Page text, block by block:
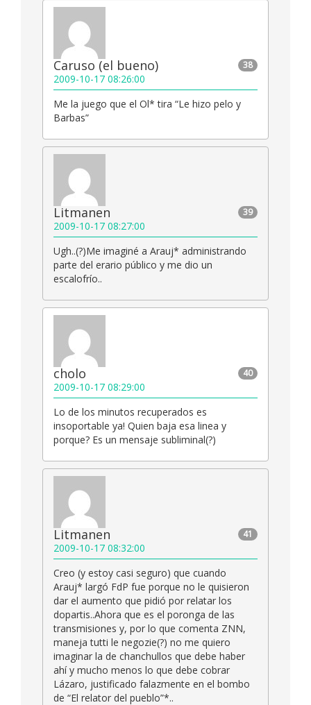
38
Caruso (el bueno)
2009-10-17 08:26:00
Me la juego que el Ol* tira “Le hizo pelo y
Barbas”
39
Litmanen
2009-10-17 08:27:00
Ugh..(?)Me imaginé a Arauj* administrando
parte del erario público y me dio un
escalofrío..
40
cholo
2009-10-17 08:29:00
Lo de los minutos recuperados es
insoportable ya! Quien baja esa linea y
porque? Es un mensaje subliminal(?)
41
Litmanen
2009-10-17 08:32:00
Creo (y estoy casi seguro) que cuando
Arauj* largó FdP fue porque no le quisieron
dar el aumento que pidió por relatar los
dopartis..Ahora que es el poronga de las
transmisiones y, por lo que comenta ZNN,
maneja tutti le negozie(?) no me quiero
imaginar la de chanchullos que debe haber
ahí y mucho menos lo que debe cobrar
Lázaro, justificado falazmente en el bombo
de “El relator del pueblo”*..